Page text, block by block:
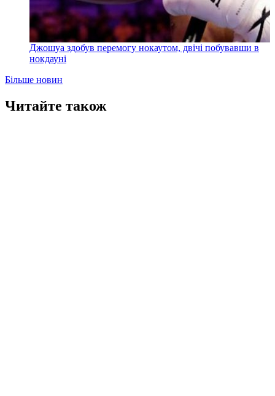
Джошуа здобув перемогу нокаутом, двічі побувавши в
нокдауні
Більше новин
Читайте також